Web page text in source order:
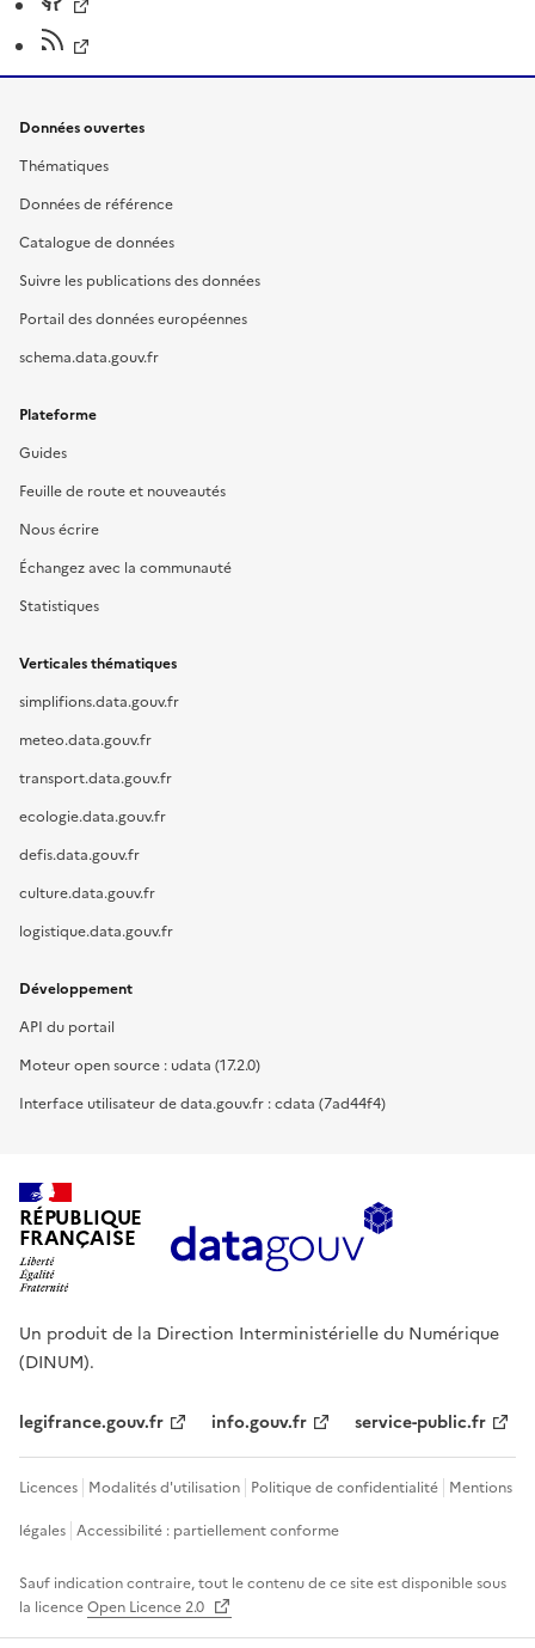
Données ouvertes
Thématiques
Données de référence
Catalogue de données
Suivre les publications des données
Portail des données européennes
schema.data.gouv.fr
Plateforme
Guides
Feuille de route et nouveautés
Nous écrire
Échangez avec la communauté
Statistiques
Verticales thématiques
simplifions.data.gouv.fr
meteo.data.gouv.fr
transport.data.gouv.fr
ecologie.data.gouv.fr
defis.data.gouv.fr
culture.data.gouv.fr
logistique.data.gouv.fr
Développement
API du portail
Moteur open source : udata (17.2.0)
Interface utilisateur de data.gouv.fr : cdata (7ad44f4)
RÉPUBLIQUE
FRANÇAISE
Un produit de la Direction Interministérielle du Numérique
(DINUM).
legifrance.gouv.fr info.gouv.fr service-public.fr
Licences Modalités d'utilisation Politique de confidentialité Mentions
légales Accessibilité : partiellement conforme
Sauf indication contraire, tout le contenu de ce site est disponible sous
la licenceOpen Licence 2.0